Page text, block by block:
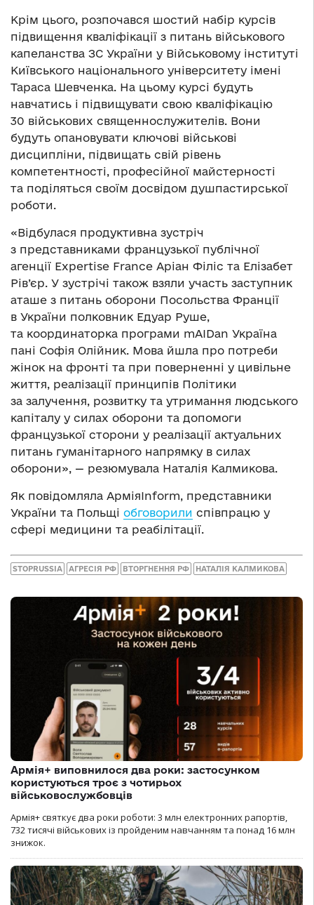
Крім цього, розпочався шостий набір курсів
підвищення кваліфікації з питань військового
капеланства ЗС України у Військовому інституті
Київського національного університету імені
Тараса Шевченка. На цьому курсі будуть
навчатись і підвищувати свою кваліфікацію
30 військових священнослужителів. Вони
будуть опановувати ключові військові
дисципліни, підвищать свій рівень
компетентності, професійної майстерності
та поділяться своїм досвідом душпастирської
роботи.
«Відбулася продуктивна зустріч
з представниками французької публічної
агенції Expertise France Аріан Філіс та Елізабет
Рів’єр. У зустрічі також взяли участь заступник
аташе з питань оборони Посольства Франції
в України полковник Едуар Руше,
та координаторка програми mAIDan Україна
пані Софія Олійник. Мова йшла про потреби
жінок на фронті та при поверненні у цивільне
життя, реалізації принципів Політики
за залучення, розвитку та утримання людського
капіталу у силах оборони та допомоги
французької сторони у реалізації актуальних
питань гуманітарного напрямку в силах
оборони», — резюмувала Наталія Калмикова.
Як повідомляла АрміяInform, представники
України та Польщі обговорили співпрацю у
сфері медицини та реабілітації.
STOPRUSSIA АГРЕСІЯ РФ ВТОРГНЕННЯ РФ НАТАЛІЯ КАЛМИКОВА
Армія+ виповнилося два роки: застосунком
користуються троє з чотирьох
військовослужбовців
Армія+ святкує два роки роботи: 3 млн електронних рапортів,
732 тисячі військових із пройденим навчанням та понад 16 млн
знижок.